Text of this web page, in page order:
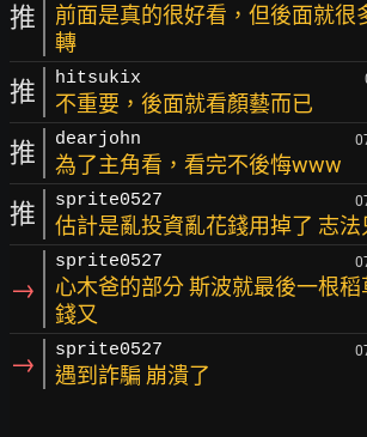
推
前面是真的很好看，但後面就很
轉
推 hitsukix
不重要，後面就看顏藝而已
推 dearjohn
為了主角看，看完不後悔www
推 sprite0527
估計是亂投資亂花錢用掉了 志法
→
sprite0527
心木爸的部分 斯波就最後一根
錢又
→ sprite0527
遇到詐騙 崩潰了